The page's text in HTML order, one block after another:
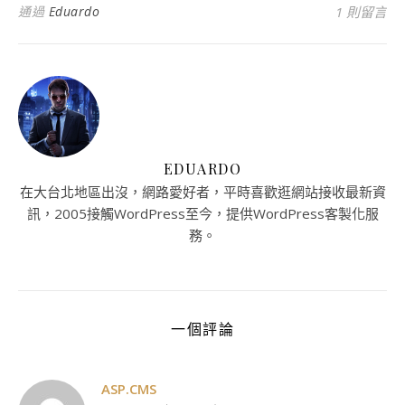
通過 Eduardo 1 則留言
EDUARDO
在大台北地區出沒，網路愛好者，平時喜歡逛網站接收最新資
訊，2005接觸WordPress至今，提供WordPress客製化服
務。
一個評論
ASP.CMS